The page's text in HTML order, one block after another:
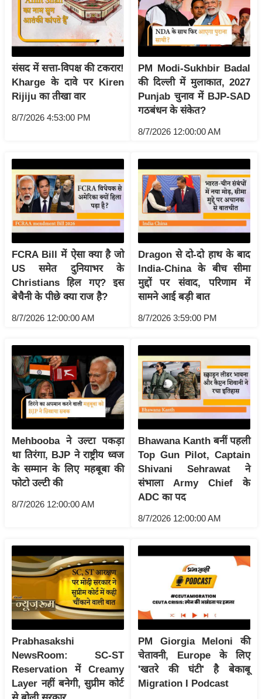
e
w
s
ला
इ
फ
ल
टे
क्नॉ
लॉ
जी
ब्यू
टी
/
फै
श
न
लू
नु
स्खे
र्य
ट
न
स्थ
फि
स
मं
रि
ले
श
न
शि
प
संसद में सत्ता-विपक्ष की टकरार!
Kharge के दावे पर Kiren
Rijiju का तीखा वार
8/7/2026 4:53:00 PM
PM Modi-Sukhbir Badal
की दिल्ली में मुलाकात, 2027
Punjab चुनाव में BJP-SAD
गठबंधन के संकेत?
8/7/2026 12:00:00 AM
FCRA Bill में ऐसा क्या है जो
US समेत दुनियाभर के
Christians हिल गए? इस
बेचैनी के पीछे क्या राज है?
8/7/2026 12:00:00 AM
Dragon से दो-दो हाथ के बाद
India-China के बीच सीमा
मुद्दों पर संवाद, परिणाम में
सामने आई बड़ी बात
8/7/2026 3:59:00 PM
Mehbooba ने उल्टा पकड़ा
था तिरंगा, BJP ने राष्ट्रीय ध्वज
के सम्मान के लिए महबूबा की
फोटो उल्टी की
8/7/2026 12:00:00 AM
Bhawana Kanth बनीं पहली
Top Gun Pilot, Captain
Shivani Sehrawat ने
संभाला Army Chief के
ADC का पद
8/7/2026 12:00:00 AM
Prabhasakshi
NewsRoom: SC-ST
Reservation में Creamy
Layer नहीं बनेगी, सुप्रीम कोर्ट
PM Giorgia Meloni की
चेतावनी, Europe के लिए
'खतरे की घंटी' है बेकाबू
Migration I Podcast